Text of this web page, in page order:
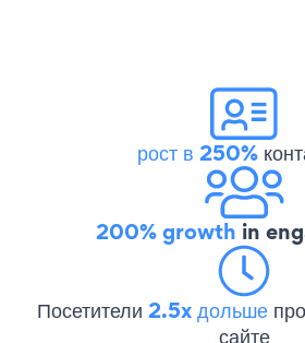
рост в 250%
200% growth in
Посетители 2.5x дольше
сайте